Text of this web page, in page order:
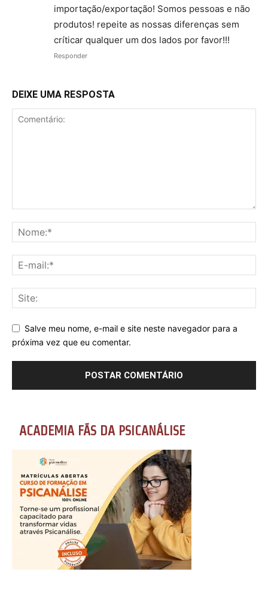
importação/exportação! Somos pessoas e não
produtos! repeite as nossas diferenças sem
críticar qualquer um dos lados por favor!!!
Responder
DEIXE UMA RESPOSTA
Salve meu nome, e-mail e site neste navegador para a
próxima vez que eu comentar.
ACADEMIA FÃS DA PSICANÁLISE